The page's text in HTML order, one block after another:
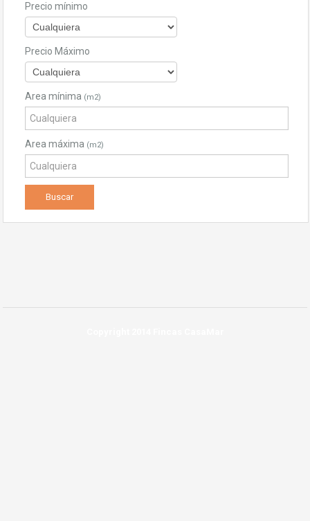
Precio mínimo
Precio Máximo
Area mínima (m2)
Area máxima (m2)